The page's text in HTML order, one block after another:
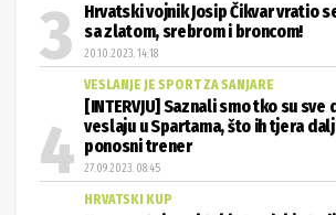
Hrvatski vojnik Josip Čikvar vratio
sa zlatom, srebrom i broncom!
20.10.2023. 14:18
VESLANJE JE SPORT ZA SANJARE
[INTERVJU] Saznali smo tko su
veslaju u Spartama, što ih tjera
ponosni trener
27.09.2023. 08:45
HRVATSKI KUP